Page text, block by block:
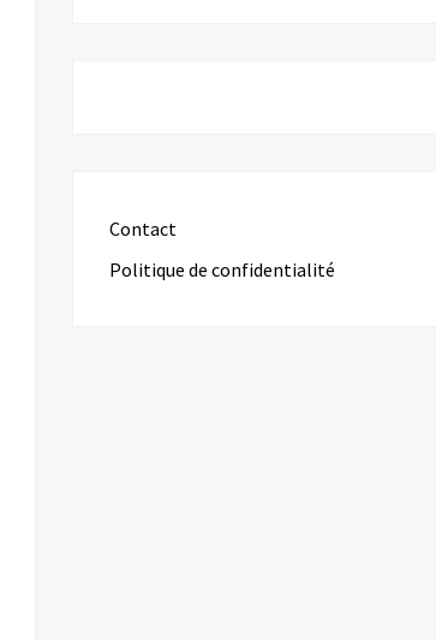
Contact
Politique de confidentialité